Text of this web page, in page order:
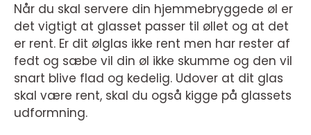
Når du skal servere din hjemmebryggede øl er
det vigtigt at glasset passer til øllet og at det
er rent. Er dit ølglas ikke rent men har rester af
fedt og sæbe vil din øl ikke skumme og den vil
snart blive flad og kedelig. Udover at dit glas
skal være rent, skal du også kigge på glassets
udformning.